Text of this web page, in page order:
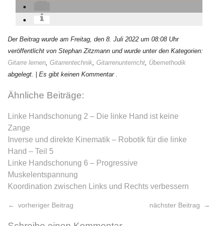
Der Beitrag wurde am Freitag, den 8. Juli 2022 um 08:08 Uhr
veröffentlicht von Stephan Zitzmann und wurde unter den Kategorien:
Gitarre lernen, Gitarrentechnik, Gitarrenunterricht, Übemethodik
abgelegt.
| Es gibt keinen Kommentar .
Ähnliche Beiträge:
Linke Handschonung 2 – Die linke Hand ist keine
Zange
Inverse und direkte Kinematik – Robotik für die linke
Hand – Teil 5
Linke Handschonung 6 – Progressive
Muskelentspannung
Koordination zwischen Links und Rechts verbessern
vorheriger Beitrag nächster Beitrag